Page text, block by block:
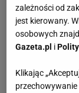
zależności od
jest kierowany.
osobowych
Gazeta.pl i
Klikając
przechowywanie